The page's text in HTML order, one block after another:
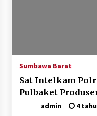
Sumbawa Barat
Sat Intelkam
Pulbaket
admin
4